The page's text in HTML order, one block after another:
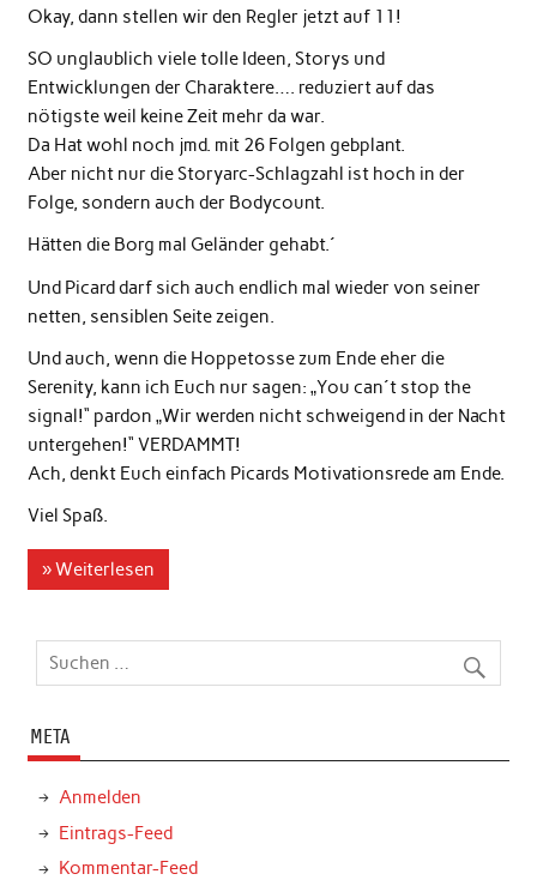
Okay, dann stellen wir den Regler jetzt auf 11!
SO unglaublich viele tolle Ideen, Storys und
Entwicklungen der Charaktere…. reduziert auf das
nötigste weil keine Zeit mehr da war.
Da Hat wohl noch jmd. mit 26 Folgen gebplant.
Aber nicht nur die Storyarc-Schlagzahl ist hoch in der
Folge, sondern auch der Bodycount.
Hätten die Borg mal Geländer gehabt.´
Und Picard darf sich auch endlich mal wieder von seiner
netten, sensiblen Seite zeigen.
Und auch, wenn die Hoppetosse zum Ende eher die
Serenity, kann ich Euch nur sagen: „You can´t stop the
signal!“ pardon „Wir werden nicht schweigend in der Nacht
untergehen!“ VERDAMMT!
Ach, denkt Euch einfach Picards Motivationsrede am Ende.
Viel Spaß.
» Weiterlesen
META
Anmelden
Eintrags-Feed
Kommentar-Feed